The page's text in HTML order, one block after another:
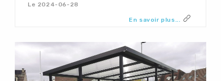
Le 2024-06-28
En savoir plus...